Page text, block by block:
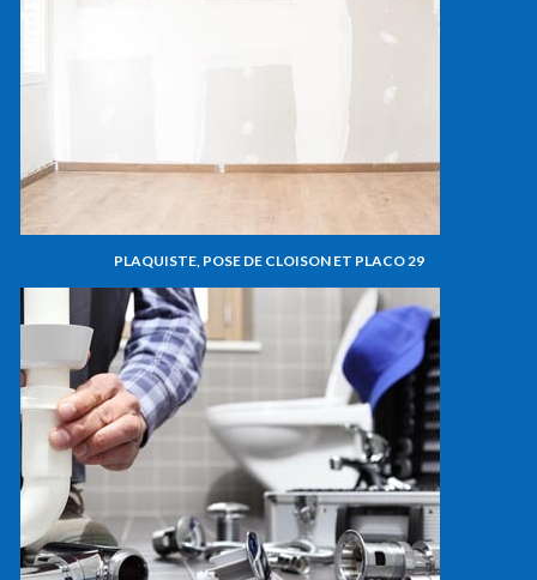
PLAQUISTE, POSE DE CLOISON ET PLACO 29